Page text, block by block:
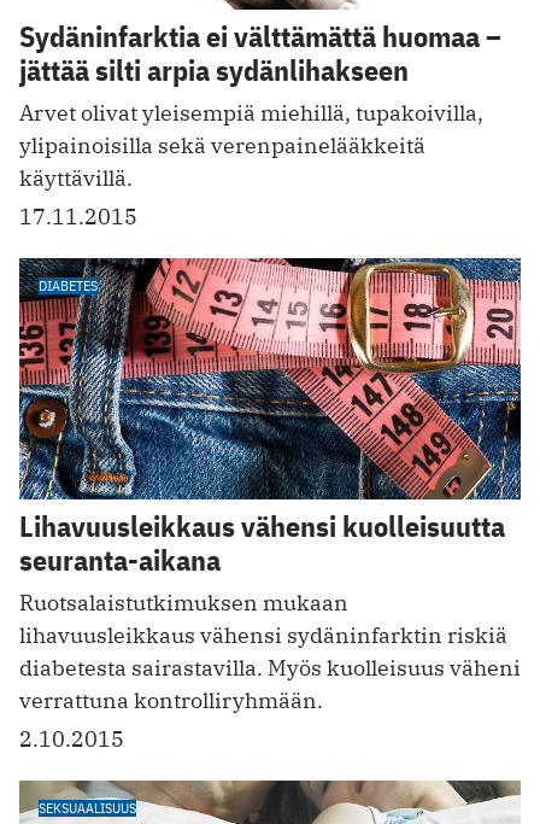
Sydäninfarktia ei välttämättä huomaa –
jättää silti arpia sydänlihakseen
Arvet olivat yleisempiä miehillä, tupakoivilla,
ylipainoisilla sekä verenpainelääkkeitä
käyttävillä.
17.11.2015
DIABETES
Lihavuusleikkaus vähensi kuolleisuutta
seuranta-aikana
Ruotsalaistutkimuksen mukaan
lihavuusleikkaus vähensi sydäninfarktin riskiä
diabetesta sairastavilla. Myös kuolleisuus väheni
verrattuna kontrolliryhmään.
2.10.2015
SEKSUAALISUUS